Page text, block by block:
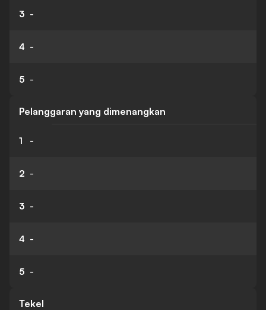
3 -
4 -
5 -
Pelanggaran yang dimenangkan
1 -
2 -
3 -
4 -
5 -
Tekel